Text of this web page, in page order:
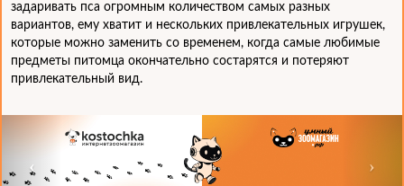
задаривать пса огромным количеством самых разных
вариантов, ему хватит и нескольких привлекательных игрушек,
которые можно заменить со временем, когда самые любимые
предметы питомца окончательно состарятся и потеряют
привлекательный вид.